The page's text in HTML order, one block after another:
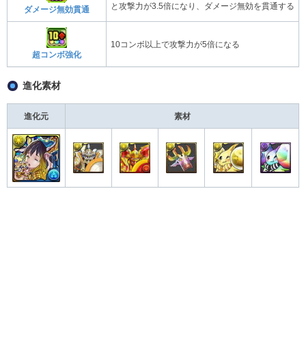
ダメージ無効貫通
と攻撃力が3.5倍になり、ダメージ無効を貫通する
超コンボ強化
10コンボ以上で攻撃力が5倍になる
進化素材
進化元 素材